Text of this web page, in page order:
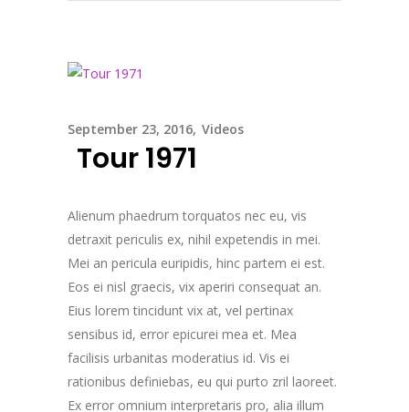
September 23, 2016 Videos
Tour 1971
Alienum phaedrum torquatos nec eu, vis
detraxit periculis ex, nihil expetendis in mei.
Mei an pericula euripidis, hinc partem ei est.
Eos ei nisl graecis, vix aperiri consequat an.
Eius lorem tincidunt vix at, vel pertinax
sensibus id, error epicurei mea et. Mea
facilisis urbanitas moderatius id. Vis ei
rationibus definiebas, eu qui purto zril laoreet.
Ex error omnium interpretaris pro, alia illum